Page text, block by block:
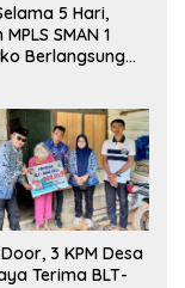
5 Hari,
SMAN 1
Berlangsung
3 KPM Desa
Terima BLT-